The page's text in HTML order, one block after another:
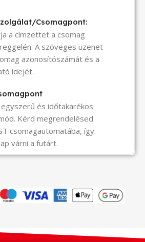
Csomagpont:
a címzettet a csomag
A szöveges üzenet
azonosítószámát és a
idejét.
egyszerű és időtakarékos
Kérd megrendelésed
csomagautomatába, így
várni a futárt.